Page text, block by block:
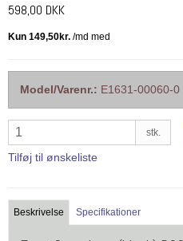
598,00 DKK
Model/Varenr.: E1631-00060-0
stk.
Tilføj til ønskeliste
Beskrivelse Specifikationer